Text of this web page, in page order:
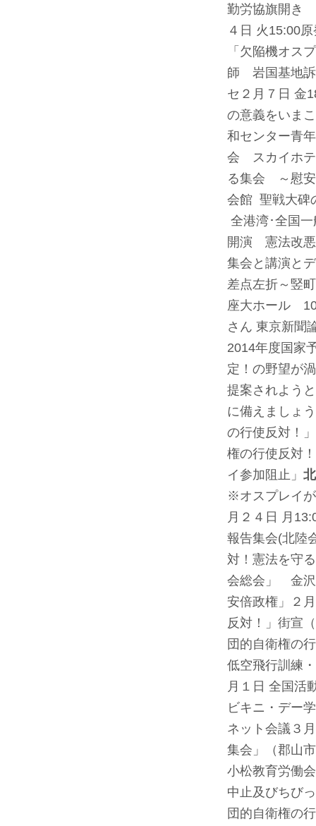
勤労協旗開き
４日 火15:00
「欠陥機オス
師 岩国基地訴
セ ２月７日 金
の意義をいま
和センター青
会 スカイホ
る集会 ～慰
会館 聖戦大碑
全港湾･全国
開演 憲法改
集会と講演と
差点左折～竪
座大ホール
さん 東京新聞
2014年度国家
定！の野望が
提案されよう
に備えましょ
の行使反対！
権の行使反対
イ参加阻止」
※オスプレイ
月２４日 月
報告集会(北陸
対！憲法を守
会総会」 金沢
安倍政権」
２
反対！」街宣
団的自衛権の
低空飛行訓練
月１日 全国活
ビキニ・デー
ネット会議３
集会」（郡山
小松教育労働
中止及びちび
団的自衛権の